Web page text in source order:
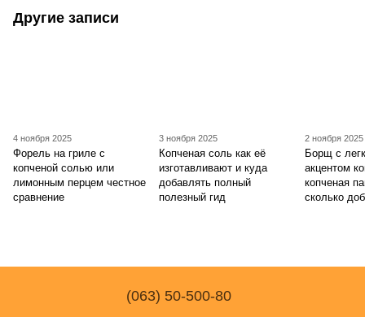
Другие записи
4 ноября 2025
Форель на гриле с
копченой солью или
лимонным перцем честное
сравнение
3 ноября 2025
Копченая соль как её
изготавливают и куда
добавлять полный
полезный гид
2 ноября 2025
Борщ с
акцентом
копченая
сколько
(063) 50-500-80